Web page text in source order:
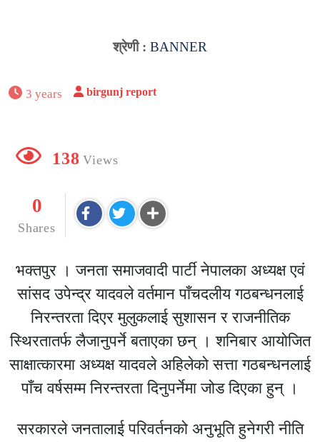
श्रेणी : BANNER
3 years birgunj report
138 Views
0
Shares
भक्तपुर । जनता समाजवादी पार्टी नेपालका अध्यक्ष एवं
सांसद उपेन्द्र यादवले वर्तमान पाँचदलीय गठबन्धनलाई
निरन्तरता दिएर मुलुकलाई सुशासन र राजनीतिक
स्थिरतातर्फ लैजानुपर्ने बताएका छन् । शनिबार आयोजित
साक्षात्कारमा अध्यक्ष यादवले अहिलेको सत्ता गठबन्धनलाई
पाँच वर्षसम्म निरन्तरता दिनुपर्नेमा जोड दिएका हुन् ।
सरकारले जनतालाई परिवर्तनको अनुभूति हुनेगरी नीति